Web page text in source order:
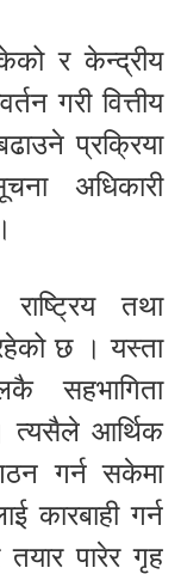
र केन्द्रीय
गरी वित्तीय
प्रक्रिया
अधिकारी
तथा
छ । यस्ता
सहभागिता
त्यसैले आर्थिक
गर्न सकेमा
कारबाही गर्न
पारेर गृह